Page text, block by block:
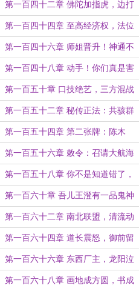
快，不负少年头
第一百四十二章 佛陀加指虎，边打
边积德（月底求票）
第一百四十四章 至高经济权，法位
融合的契机！
第一百四十六章 师姐晋升！神通不
敌权势
第一百四十八章 动手！你们真是害
苦了老夫啊！
第一百五十章 口技绝艺，三方混战
（求订求票）
第一百五十二章 秘传正法：共骇群
龙！
第一百五十四章 第二张牌：陈木
匠，你给我干掉毛海峰
第一百五十六章 敕令：召请大航海
家麦哲伦临坛！
第一百五十八章 你不是知道错了，
而是知道自己要死了
第一百六十章 吾儿王澄有一品鬼神
之资！
第一百六十二章 南北联盟，清流动
手！
第一百六十四章 道长震怒，御前留
名（求票）
第一百六十六章 东西厂主，龙阳泣
鱼
第一百六十八章 画地成方圆，书成